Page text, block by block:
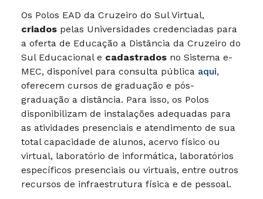
Os Polos EAD da Cruzeiro do Sul Virtual,
criados pelas Universidades credenciadas para
a oferta de Educação a Distância da Cruzeiro do
Sul Educacional e cadastrados no Sistema e-
MEC, disponível para consulta pública aqui,
oferecem cursos de graduação e pós-
graduação a distância. Para isso, os Polos
disponibilizam de instalações adequadas para
as atividades presenciais e atendimento de sua
total capacidade de alunos, acervo físico ou
virtual, laboratório de informática, laboratórios
específicos presenciais ou virtuais, entre outros
recursos de infraestrutura física e de pessoal.